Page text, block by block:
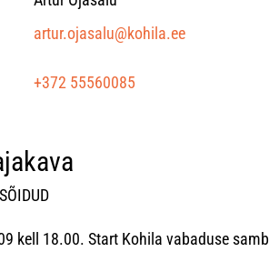
artur.ojasalu@kohila.ee
+372 55560085
kell 18.00. Start Kohila vabaduse